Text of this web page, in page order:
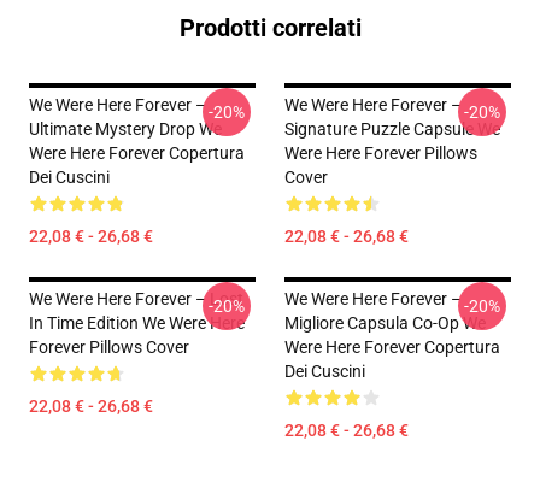
Prodotti correlati
We Were Here Forever –
Ultimate Mystery Drop We
Were Here Forever Copertura
Dei Cuscini
22,08 € - 26,68 €
-20%
We Were Here Forever –
Signature Puzzle Capsule We
Were Here Forever Pillows
Cover
22,08 € - 26,68 €
-20%
We Were Here Forever – Lost
In Time Edition We Were Here
Forever Pillows Cover
22,08 € - 26,68 €
-20%
We Were Here Forever –
Migliore Capsula Co-Op We
Were Here Forever Copertura
Dei Cuscini
22,08 € - 26,68 €
-20%